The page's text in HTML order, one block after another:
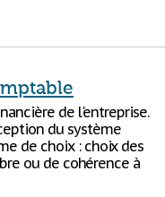
de l'entreprise.
du système
de choix : choix des
ou de cohérence à